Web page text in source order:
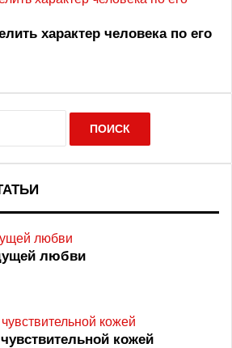
характер человека по его
любви
кожей